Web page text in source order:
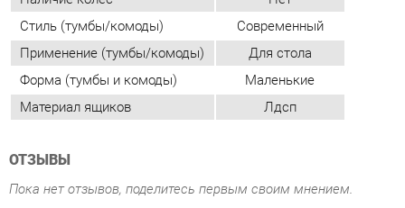
ОТЗЫВЫ
Пока нет отзывов, поделитесь первым своим мнением.
ДОБАВИТЬ ОТЗЫВ
ПОХОЖИЕ ТОВАРЫ